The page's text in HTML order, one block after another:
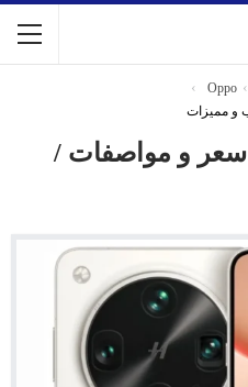
Oppo
Oppo Find X8 Ultra سعر و مواصفات /